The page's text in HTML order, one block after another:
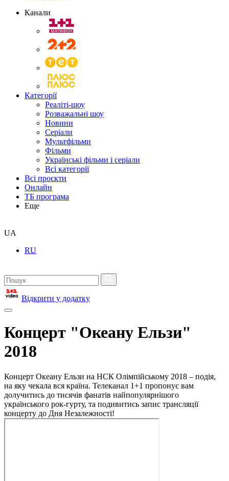
Канали
Категорії
Реаліті-шоу
Розважальні шоу
Новини
Серіали
Мультфільми
Фільми
Українські фільми і серіали
Всі категорії
Всі проєкти
Онлайн
ТБ програма
Еще
UA
RU
Відкрити у додатку
Концерт "Океану Ельзи"
2018
Концерт Океану Ельзи на НСК Олімпійському 2018 – подія,
на яку чекала вся країна. Телеканал 1+1 пропонує вам
долучитись до тисячів фанатів найпопулярнішого
українського рок-гурту, та подивитись запис трансляції
концерту до Дня Незалежності!